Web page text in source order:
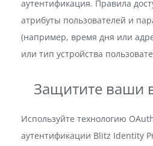
аутентификация. Правила
атрибуты пользователей и
(например, время дня или
или тип устройства
Защитите ваши
Используйте технологию
аутентификации Blitz Identity